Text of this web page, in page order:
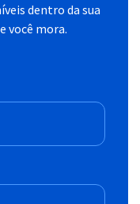
dentro da sua
você mora.